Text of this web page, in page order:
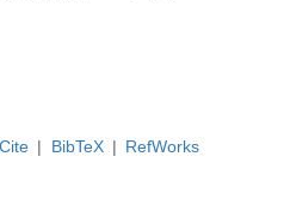
| BibTeX | RefWorks